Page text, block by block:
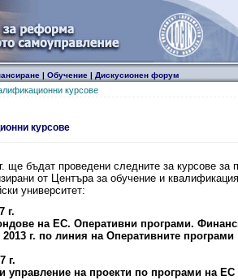
| Обучение| Дискусионен форум
курсове
курсове
ще бъдат проведени следните за курсове за
от Центъра за обучение и
университет:
г.
на ЕС. Оперативни програми.
2013 г. по линия на Оперативните програми
г.
управление на проекти по програми на ЕС